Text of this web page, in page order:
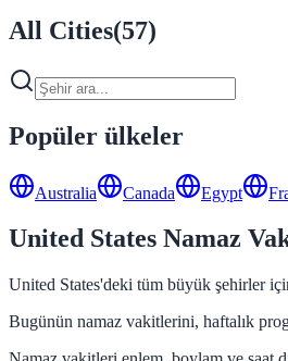
All Cities(57)
Popüler ülkeler
Australia Canada Egypt
United States Namaz
United States'deki tüm büyük şehirler
Bugünün namaz vakitlerini, haftalık